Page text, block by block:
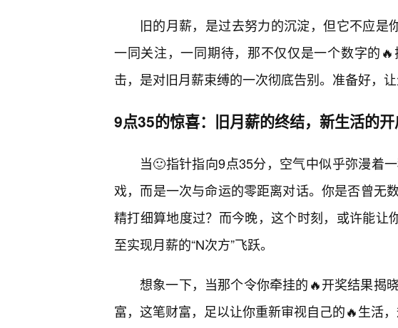
旧的月薪，是过去努力的沉淀，但它不应是
一同关注，一同期待，那不仅仅是一个数字的
击，是对旧月薪束缚的一次彻底告别。准备好，
9点35的惊喜：旧月薪的终结，新生活的开
当🙂指针指向9点35分，空气中似乎弥漫着
戏，而是一次与命运的零距离对话。你是否曾无
精打细算地度过？而今晚，这个时刻，或许能让
至实现月薪的“N次方”飞跃。
想象一下，当那个令你牵挂的🔥开奖结果揭
富，这笔财富，足以让你重新审视自己的🔥生活，